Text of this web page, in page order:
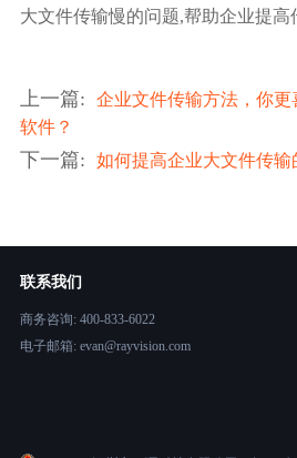
大文件传输慢的问题,帮助企业提高
上一篇:
企业文件传输方法，你
软件？
下一篇: 如何提高企业大文件传输
联系我们
商务咨询: 400-833-6022
电子邮箱: evan@rayvision.com